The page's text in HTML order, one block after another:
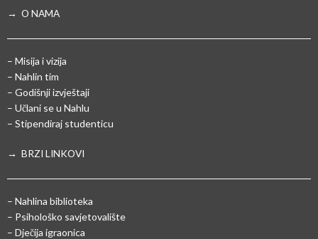
→ O NAMA
– Misija i vizija
– Nahlin tim
– Godišnji izvještaji
– Učlani se u Nahlu
– Stipendiraj studenticu
→ BRZI LINKOVI
– Nahlina biblioteka
– Psihološko savjetovalište
– Dječija igraonica